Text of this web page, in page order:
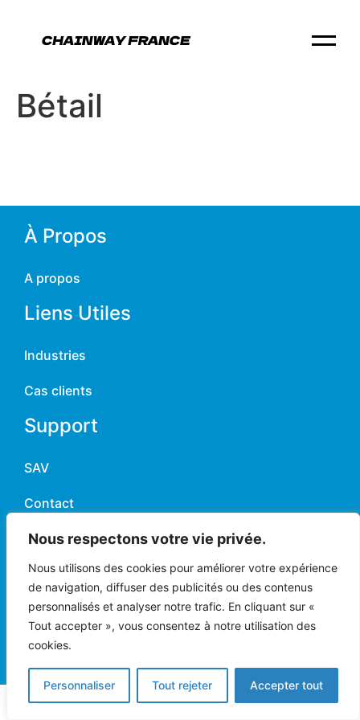
Nous respectons votre vie privée.
Nous utilisons des cookies pour améliorer votre expérience
de navigation, diffuser des publicités ou des contenus
personnalisés et analyser notre trafic. En cliquant sur «
Tout accepter », vous consentez à notre utilisation des
cookies.
Personnaliser Tout rejeter Accepter tout
Bétail
À Propos
A propos
Liens Utiles
Industries
Cas clients
Support
SAV
Contact
Infos
Zone d'activités Europarc
11-13 rue Auguste Perret
94042 CRÉTEIL CEDEX France
commercial@chainway-france.com
Tél:+33 (0)1 41 94 11 85
Du Lundi au Vendredi